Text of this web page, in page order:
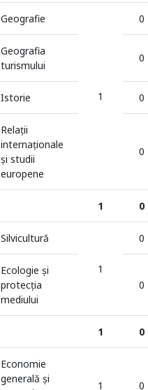
Geografie
1
0
Geografia
turismului
0
Istorie 0
Relaţii
internaţionale
şi studii
europene
0
1 0
Silvicultură
1
0
Ecologie și
protecția
mediului
0
1 0
Economie
generală și
1 0